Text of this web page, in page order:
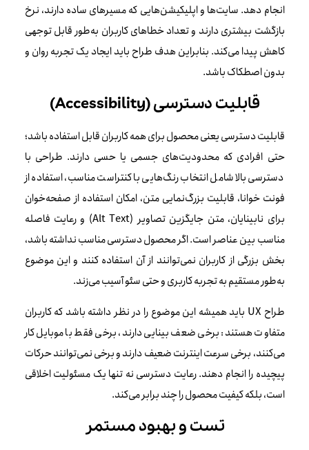
انجام دهد. سایت‌ها و اپلیکیشن‌هایی که مسیرهای ساده دارند، نرخ
بازگشت بیشتری دارند و تعداد خطاهای کاربران به‌طور قابل توجهی
کاهش پیدا می‌کند. بنابراین هدف طراح باید ایجاد یک تجربه روان و
بدون اصطکاک باشد.
قابلیت دسترسی (Accessibility)
قابلیت دسترسی یعنی محصول برای همه کاربران قابل استفاده باشد؛
حتی افرادی که محدودیت‌های جسمی یا حسی دارند. طراحی با
دسترسی بالا شامل انتخاب رنگ‌هایی با کنتراست مناسب، استفاده از
فونت خوانا، قابلیت بزرگ‌نمایی متن، امکان استفاده از صفحه‌خوان
برای نابینایان، متن جایگزین تصاویر (Alt Text) و رعایت فاصله
مناسب بین عناصر است. اگر محصول دسترسی مناسب نداشته باشد،
بخش بزرگی از کاربران نمی‌توانند از آن استفاده کنند و این موضوع
به‌طور مستقیم به تجربه کاربری و حتی سئو آسیب می‌زند.
طراح UX باید همیشه این موضوع را در نظر داشته باشد که کاربران
متفاوت هستند: برخی ضعف بینایی دارند، برخی فقط با موبایل کار
می‌کنند، برخی سرعت اینترنت ضعیف دارند و برخی نمی‌توانند حرکات
پیچیده را انجام دهند. رعایت دسترسی نه تنها یک مسئولیت اخلاقی
است، بلکه کیفیت محصول را چند برابر می‌کند.
تست و بهبود مستمر